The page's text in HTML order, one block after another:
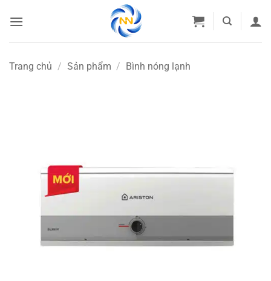
qua
Trang chủ / Sản phẩm / Bình nóng lạnh